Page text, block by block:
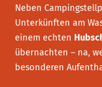
Neben
Unterkünften am
einem echten
übernachten – na,
besonderen